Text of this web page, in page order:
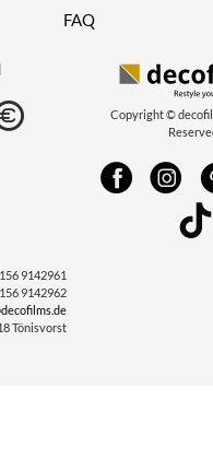
FAQ
Copyright ©
9142961
9142962
Tönisvorst